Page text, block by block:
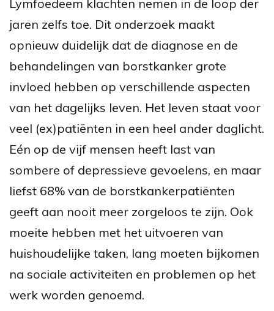
Lymfoedeem klachten nemen in de loop der
jaren zelfs toe. Dit onderzoek maakt
opnieuw duidelijk dat de diagnose en de
behandelingen van borstkanker grote
invloed hebben op verschillende aspecten
van het dagelijks leven. Het leven staat voor
veel (ex)patiënten in een heel ander daglicht.
Eén op de vijf mensen heeft last van
sombere of depressieve gevoelens, en maar
liefst 68% van de borstkankerpatiënten
geeft aan nooit meer zorgeloos te zijn. Ook
moeite hebben met het uitvoeren van
huishoudelijke taken, lang moeten bijkomen
na sociale activiteiten en problemen op het
werk worden genoemd.